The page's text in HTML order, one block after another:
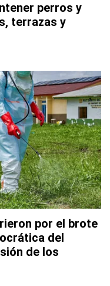
perros y
terrazas y
por el brote
del
de los